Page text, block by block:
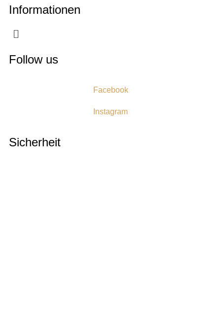
Informationen
Follow us
Facebook
Instagram
Sicherheit